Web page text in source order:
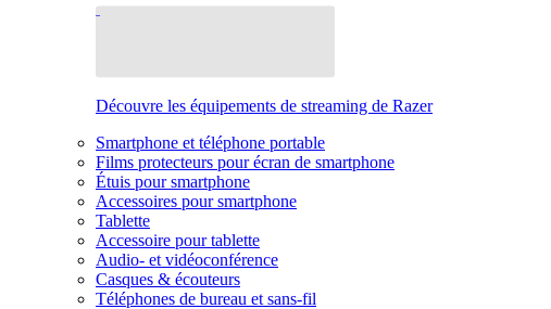
Découvre les équipements de streaming de Razer
Smartphone et téléphone portable
Films protecteurs pour écran de smartphone
Étuis pour smartphone
Accessoires pour smartphone
Tablette
Accessoire pour tablette
Audio- et vidéoconférence
Casques & écouteurs
Téléphones de bureau et sans-fil